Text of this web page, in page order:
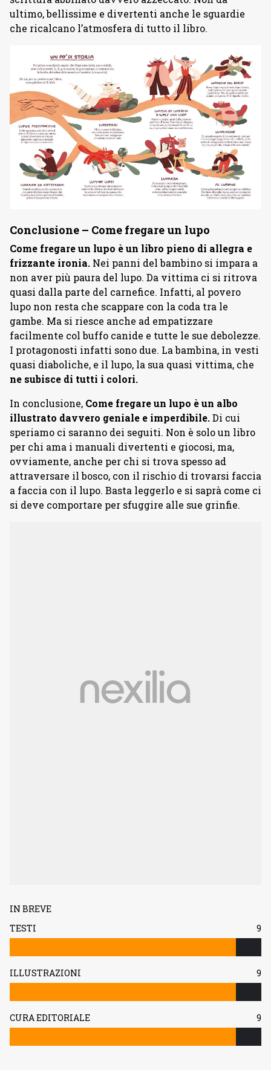
ultimo, bellissime e divertenti anche le sguardie
che ricalcano l’atmosfera di tutto il libro.
Conclusione – Come fregare un lupo
Come fregare un lupo è un libro pieno di allegra e
frizzante ironia. Nei panni del bambino si impara a
non aver più paura del lupo. Da vittima ci si ritrova
quasi dalla parte del carnefice. Infatti, al povero
lupo non resta che scappare con la coda tra le
gambe. Ma si riesce anche ad empatizzare
facilmente col buffo canide e tutte le sue debolezze.
I protagonosti infatti sono due. La bambina, in vesti
quasi diaboliche, e il lupo, la sua quasi vittima, che
ne subisce di tutti i colori.
In conclusione, Come fregare un lupo è un albo
illustrato davvero geniale e imperdibile.Di cui
speriamo ci saranno dei seguiti. Non è solo un libro
per chi ama i manuali divertenti e giocosi, ma,
ovviamente, anche per chi si trova spesso ad
attraversare il bosco, con il rischio di trovarsi faccia
a faccia con il lupo. Basta leggerlo e si saprà come ci
si deve comportare per sfuggire alle sue grinfie.
IN BREVE
TESTI
9
ILLUSTRAZIONI 9
CURA EDITORIALE 9